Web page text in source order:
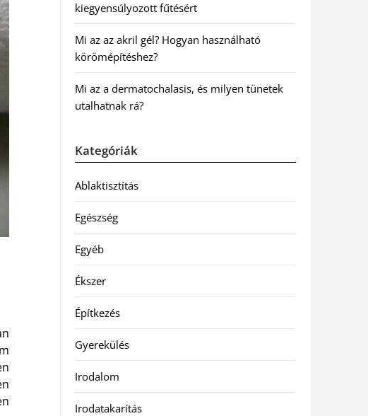
kiegyensúlyozott fűtésért
Mi az az akril gél? Hogyan használható
körömépítéshez?
Mi az a dermatochalasis, és milyen tünetek
utalhatnak rá?
Kategóriák
Ablaktisztítás
Egészség
Egyéb
Ékszer
Építkezés
Gyerekülés
Irodalom
Irodatakarítás